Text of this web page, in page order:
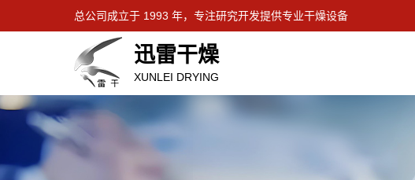
总公司成立于 1993 年，专注研究开发提供专业干燥设备
迅雷干燥
XUNLEI DRYING